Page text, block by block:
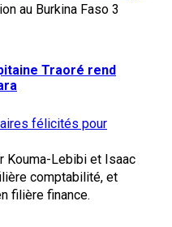
3
Traoré rend
félicités pour